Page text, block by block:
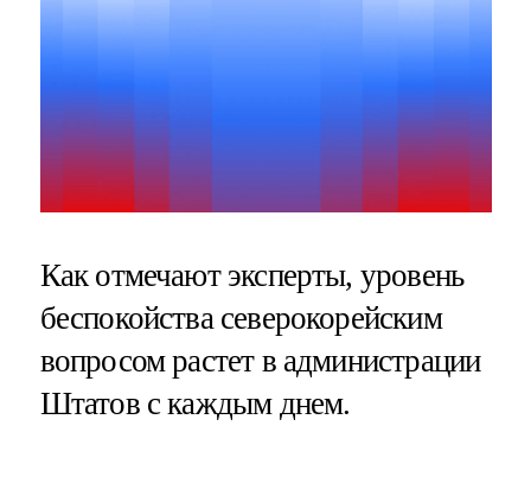
Как отмечают эксперты, уровень
беспокойства северокорейским
вопросом растет в администрации
Штатов с каждым днем.